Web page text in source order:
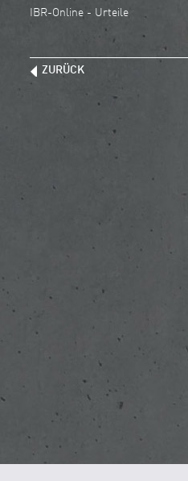
IBR-Online - Urteile
ZURÜCK